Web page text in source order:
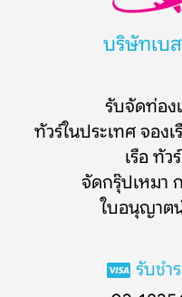
บริษัทเบ
รับจัดท่อง
ทัวร์ในประเทศ จอง
เรือ ทัว
จัดกรุ๊ปเหมา
ใบอนุญาต
รับชำ